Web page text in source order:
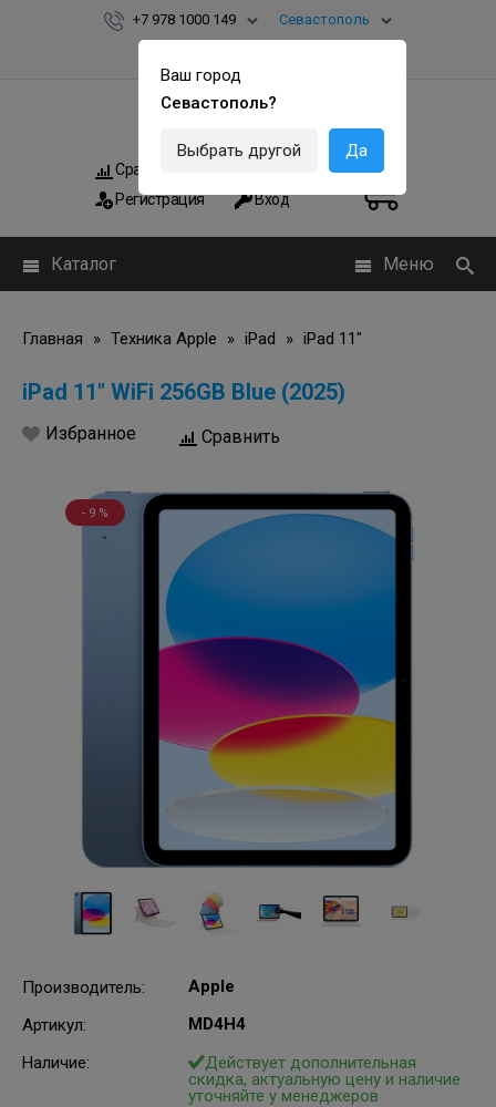
Ваш город
Севастополь?
Выбрать другой Да
+7 978 1000 149 Севастополь
Сравнить
Регистрация
Мои заказы
Вход
0
Каталог Меню
Главная » Техника Apple » iPad » iPad 11"
iPad 11" WiFi 256GB Blue (2025)
Избранное Сравнить
- 9 %
Производитель:
Apple
Артикул:
MD4H4
Наличие:
Действует дополнительная
скидка, актуальную цену и наличие
уточняйте у менеджеров